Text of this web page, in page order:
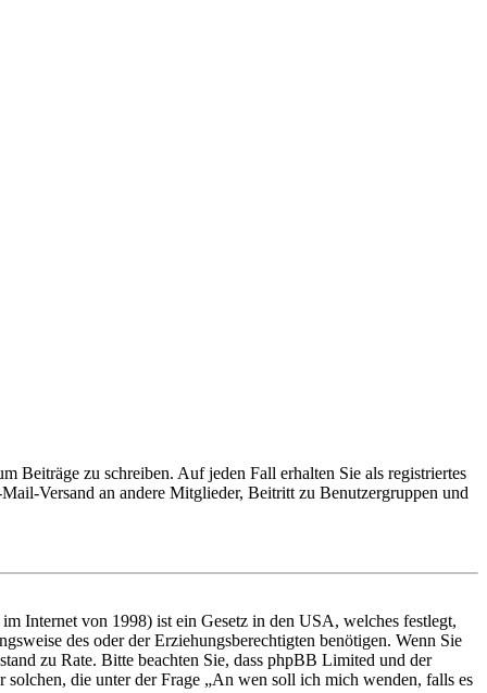
Beiträge zu schreiben. Auf jeden Fall erhalten Sie als registriertes
Versand an andere Mitglieder, Beitritt zu Benutzergruppen und
Internet von 1998) ist ein Gesetz in den USA, welches festlegt,
des oder der Erziehungsberechtigten benötigen. Wenn Sie
zu Rate. Bitte beachten Sie, dass phpBB Limited und der
die unter der Frage „An wen soll ich mich wenden, falls es